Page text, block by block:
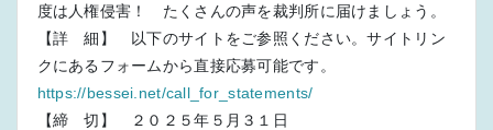
度は人権侵害！ たくさんの声を裁判所に届けましょう。
【詳 細】 以下のサイトをご参照ください。サイトリン
クにあるフォームから直接応募可能です。
https://bessei.net/call_for_statements/
【締 切】 ２０２５年５月３１日